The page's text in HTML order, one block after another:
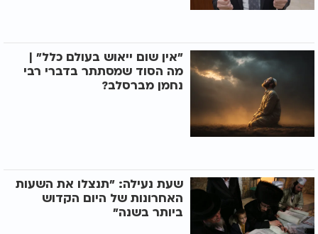
"אין שום ייאוש בעולם כלל" |
מה הסוד שמסתתר בדברי רבי
נחמן מברסלב?
שעת נעילה: "תנצלו את השעות
האחרונות של היום הקדוש
ביותר בשנה"